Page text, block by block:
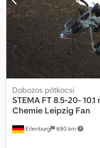
hibák és az előzetes
felszereltség jellemzői külön
állapot kizárólag az, amelyet
megvizsgáltak és írásban
időpontot...
Eilenburg 690 km
Dobozos pótkocsi
STEMA FT 8.5-20-
Chemie Leipzig Fan